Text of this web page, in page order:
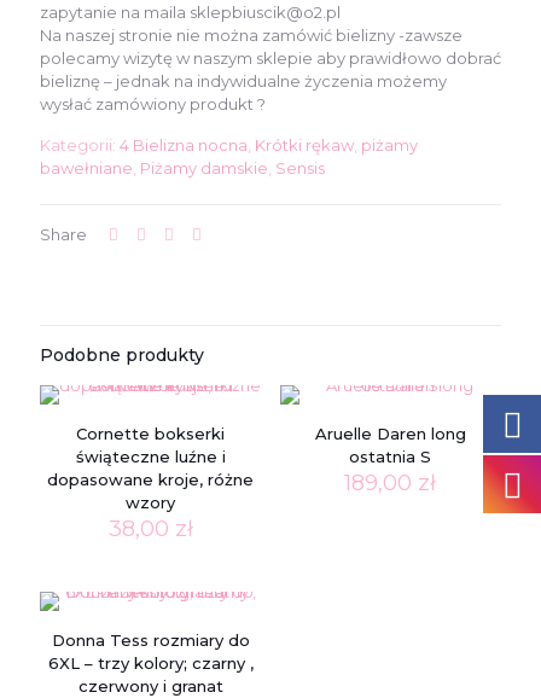
zapytanie na maila sklepbiuscik@o2.pl
Na naszej stronie nie można zamówić bielizny -zawsze
polecamy wizytę w naszym sklepie aby prawidłowo dobrać
bieliznę – jednak na indywidualne życzenia możemy
wysłać zamówiony produkt ?
Kategorii: 4 Bielizna nocna Krótki rękaw piżamy
bawełniane Piżamy damskie Sensis
Share
Podobne produkty
Cornette bokserki
świąteczne luźne i
dopasowane kroje, różne
wzory
38,00 zł
Aruelle Daren long
ostatnia S
189,00 zł
Donna Tess rozmiary do
6XL – trzy kolory; czarny ,
czerwony i granat